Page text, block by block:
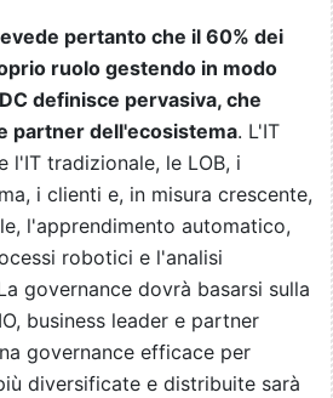
pertanto che il 60% dei
ruolo gestendo in modo
definisce pervasiva, che
partner dell'ecosistema. L'IT
l'IT tradizionale, le LOB, i
i clienti e, in misura crescente,
l'apprendimento automatico,
robotici e l'analisi
governance dovrà basarsi sulla
business leader e partner
governance efficace per
diversificate e distribuite sarà